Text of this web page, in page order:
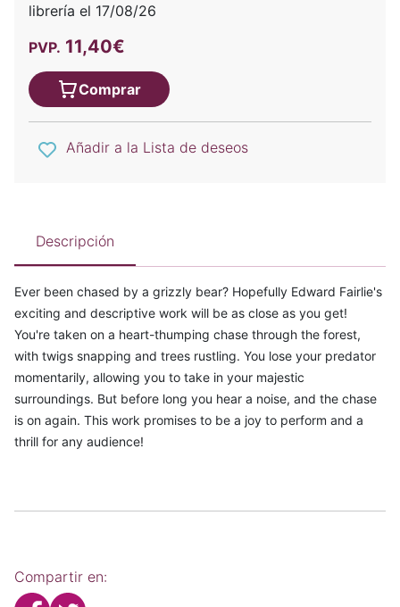
librería el 17/08/26
PVP. 11,40€
Comprar
Añadir a la Lista de deseos
Descripción
Ever been chased by a grizzly bear? Hopefully Edward Fairlie's
exciting and descriptive work will be as close as you get!
You're taken on a heart-thumping chase through the forest,
with twigs snapping and trees rustling. You lose your predator
momentarily, allowing you to take in your majestic
surroundings. But before long you hear a noise, and the chase
is on again. This work promises to be a joy to perform and a
thrill for any audience!
Compartir en: